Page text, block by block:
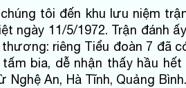
tôi đến khu lưu niệm
ngày 11/5/1972. Trận đánh
riêng Tiểu đoàn 7 đã
bia, dễ nhận thấy hầu
Nghệ An, Hà Tĩnh, Quảng